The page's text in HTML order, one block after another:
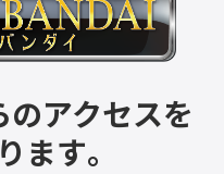
アクセスを
ます。